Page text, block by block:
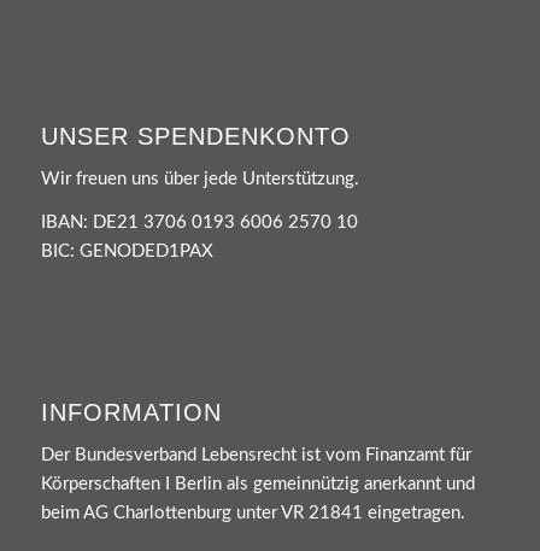
UNSER SPENDENKONTO
Wir freuen uns über jede Unterstützung.
IBAN: DE21 3706 0193 6006 2570 10
BIC: GENODED1PAX
INFORMATION
Der Bundesverband Lebensrecht ist vom Finanzamt für
Körperschaften I Berlin als gemeinnützig anerkannt und
beim AG Charlottenburg unter VR 21841 eingetragen.